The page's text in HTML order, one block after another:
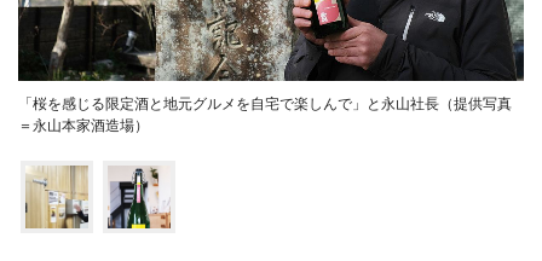
「桜を感じる限定酒と地元グルメを自宅で楽しんで」と永山社長（提供写真
＝永山本家酒造場）